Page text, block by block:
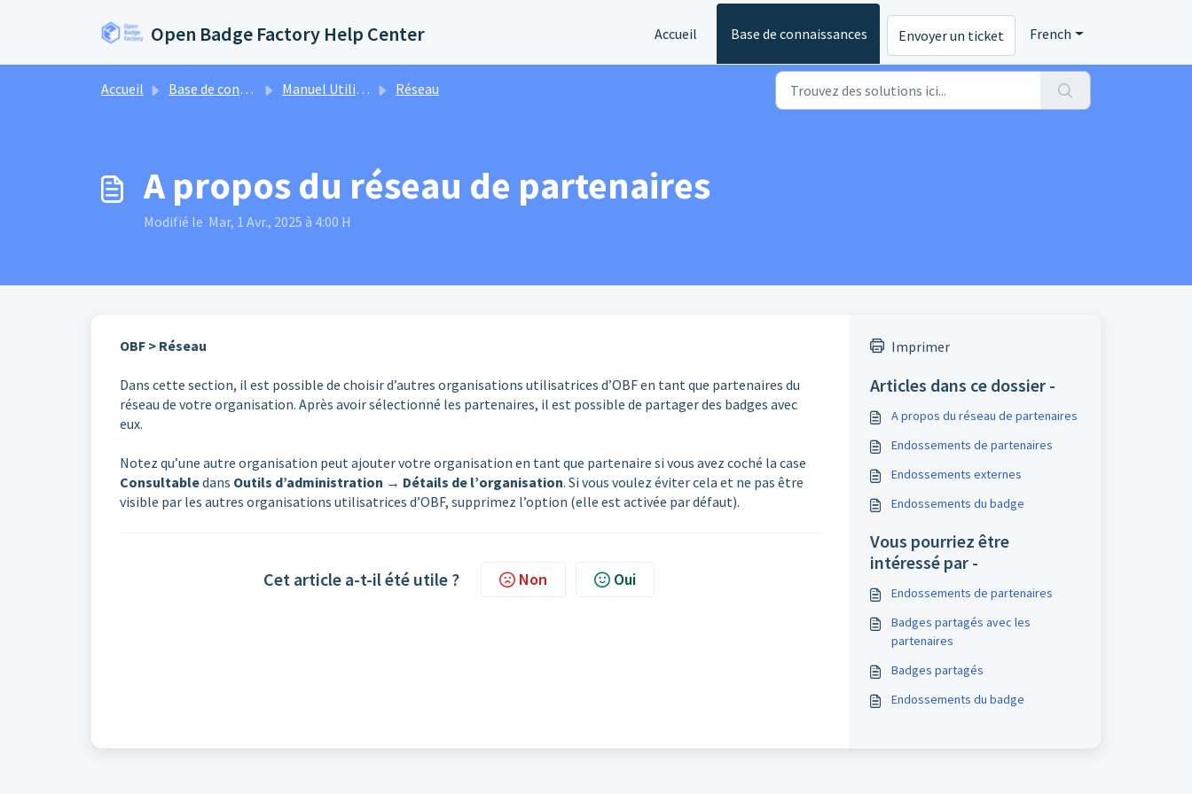
Open Badge Factory Help Center Accueil Base de connaissances Envoyer un ticket French
Accueil Base de connaissances Manuel Utilisateur Réseau
A propos du réseau de partenaires
Modifié le Mar, 1 Avr., 2025 à 4:00 H
OBF > Réseau
Dans cette section, il est possible de choisir d’autres organisations utilisatrices d’OBF en tant que partenaires du
réseau de votre organisation. Après avoir sélectionné les partenaires, il est possible de partager des badges avec
eux.
Notez qu’une autre organisation peut ajouter votre organisation en tant que partenaire si vous avez coché la case
Consultabledans Outils d’administration → Détails de l’organisation. Si vous voulez éviter cela et ne pas être
visible par les autres organisations utilisatrices d’OBF, supprimez l’option (elle est activée par défaut).
Cet article a-t-il été utile ? Non Oui
Imprimer
Articles dans ce dossier -
A propos du réseau de partenaires
Endossements de partenaires
Endossements externes
Endossements du badge
Vous pourriez être
intéressé par -
Endossements de partenaires
Badges partagés avec les
partenaires
Badges partagés
Endossements du badge